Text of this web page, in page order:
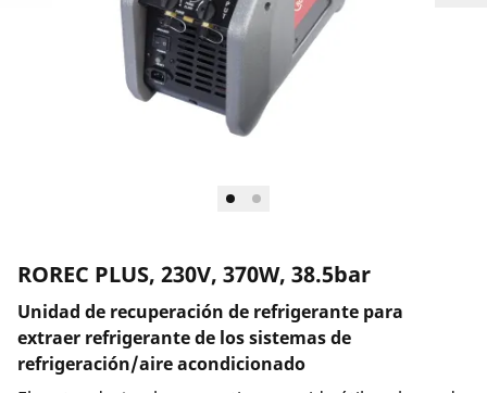
Selección de países
Empresa y carrera
ROREC PLUS, 230V, 370W, 38.5bar
Unidad de recuperación de refrigerante para
extraer refrigerante de los sistemas de
refrigeración/aire acondicionado